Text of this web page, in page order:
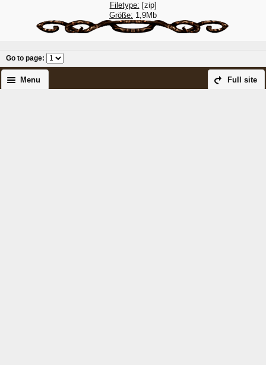
Filetype: [zip]
Größe: 1,9Mb
Go to page:
Full site
Menu